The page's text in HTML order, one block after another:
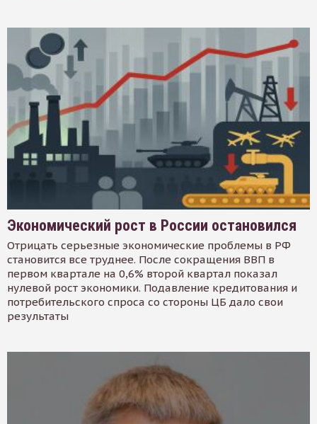
Экономический рост в России остановился
Отрицать серьезные экономические проблемы в РФ
становится все труднее. После сокращения ВВП в
первом квартале на 0,6% второй квартал показал
нулевой рост экономики. Подавление кредитования и
потребительского спроса со стороны ЦБ дало свои
результаты